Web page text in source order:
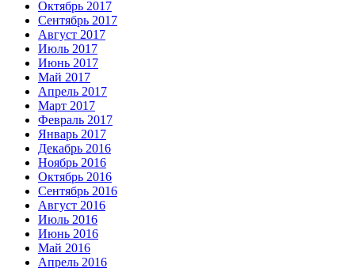
Октябрь 2017
Сентябрь 2017
Август 2017
Июль 2017
Июнь 2017
Май 2017
Апрель 2017
Март 2017
Февраль 2017
Январь 2017
Декабрь 2016
Ноябрь 2016
Октябрь 2016
Сентябрь 2016
Август 2016
Июль 2016
Июнь 2016
Май 2016
Апрель 2016